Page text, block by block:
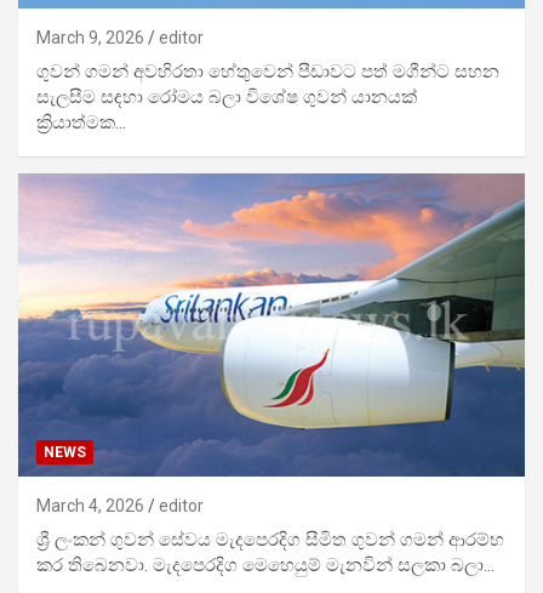
March 9, 2026 editor
ගුවන් ගමන් අවහිරතා හේතුවෙන් පීඩාවට පත් මගීන්ට සහන
සැලසීම සඳහා රෝමය බලා විශේෂ ගුවන් යානයක්
ක්‍රියාත්මක…
NEWS
March 4, 2026 editor
ශ්‍රී ලංකන් ගුවන් සේවය මැදපෙරදිග සීමිත ගුවන් ගමන් ආරම්භ
කර තිබෙනවා. මැදපෙරදිග මෙහෙයුම් මැනවින් සලකා බලා…